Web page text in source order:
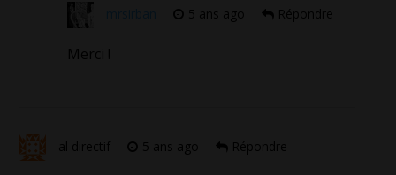
5 ans ago Répondre
Merci !
al directif 5 ans ago Répondre